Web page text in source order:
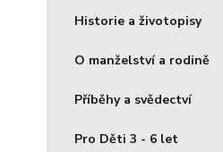
Historie a životopisy
O manželství a rodině
Příběhy a svědectví
Pro Děti 3 - 6 let